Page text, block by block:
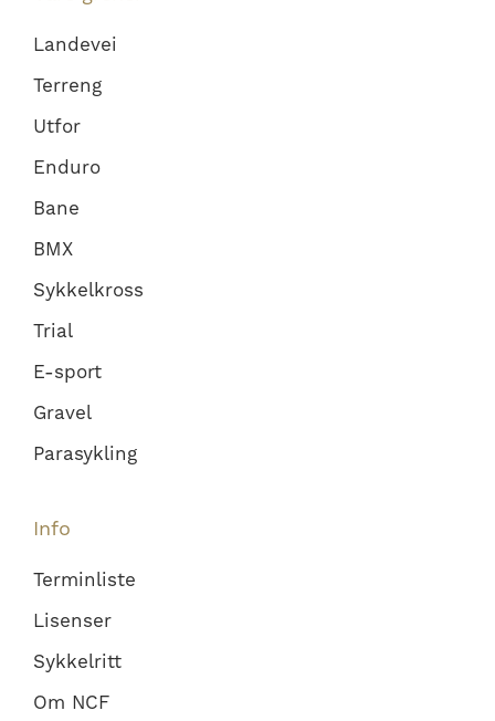
Landevei
Terreng
Utfor
Enduro
Bane
BMX
Sykkelkross
Trial
E-sport
Gravel
Parasykling
Info
Terminliste
Lisenser
Sykkelritt
Om NCF